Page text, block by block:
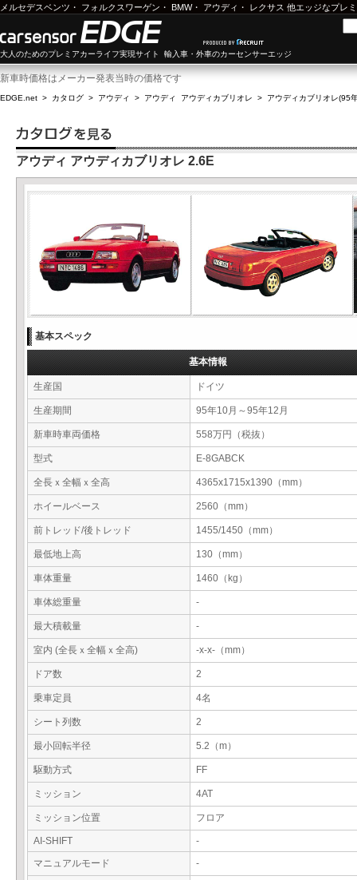
メルセデスベンツ ・ フォルクスワーゲン ・ BMW・ アウディ ・ レクサス 他エッジなプレ
大人のためのプレミアカーライフ実現サイト 輸入車・外車のカーセンサーエッジ
新車時価格はメーカー発表当時の価格です
EDGE.net > カタログ > アウディ > アウディ アウディカブリオレ > アウディカブリオレ(95
アウディ アウディカブリオレ 2.6E
基本スペック
基本情報
生産国 ドイツ
生産期間 95年10月～95年12月
新車時車両価格 558万円（税抜）
型式 E-8GABCK
全長ｘ全幅ｘ全高 4365x1715x1390（mm）
ホイールベース 2560（mm）
前トレッド/後トレッド 1455/1450（mm）
最低地上高 130（mm）
車体重量 1460（kg）
車体総重量 -
最大積載量 -
室内 (全長ｘ全幅ｘ全高) -x-x-（mm）
ドア数 2
乗車定員 4名
シート列数 2
最小回転半径 5.2（m）
駆動方式 FF
ミッション 4AT
ミッション位置 フロア
AI-SHIFT
-
マニュアルモード
-